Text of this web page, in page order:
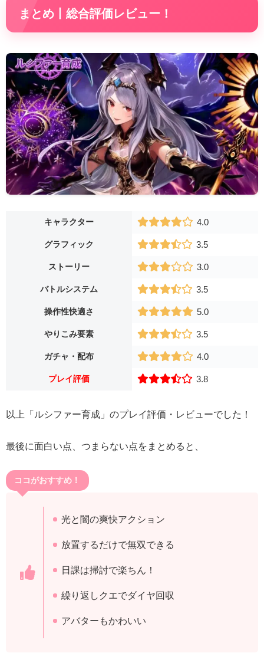
まとめ丨総合評価レビュー！
キャラクター 4.0
グラフィック 3.5
ストーリー 3.0
バトルシステム 3.5
操作性快適さ 5.0
やりこみ要素 3.5
ガチャ・配布 4.0
プレイ評価 3.8
以上「ルシファー育成」のプレイ評価・レビューでした！
最後に面白い点、つまらない点をまとめると、
ココがおすすめ！
光と闇の爽快アクション
放置するだけで無双できる
日課は掃討で楽ちん！
繰り返しクエでダイヤ回収
アバターもかわいい